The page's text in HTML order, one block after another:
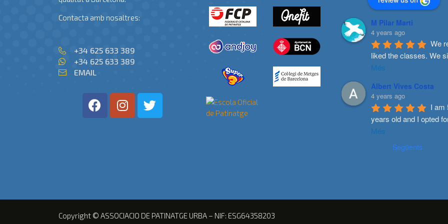
Contacta amb nosaltres:
+34 625 633 389
+34 625 633 389
EMAIL
M Pilar Marti
4 years ago
We
liked the classes. We
Més
Albert Vives Costa
4 years ago
I am
years old and I opted
Més
Següents
Copyright © ASSOCIACIO DE PATINATGE URBA – NIF: ESG64358203